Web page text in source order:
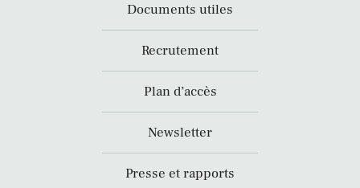
Documents utiles
Recrutement
Plan d’accès
Newsletter
Presse et rapports